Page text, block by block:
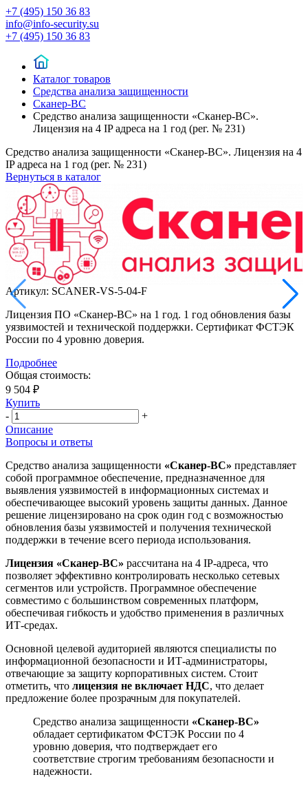
+7 (495) 150 36 83
info@info-security.su
+7 (495) 150 36 83
Каталог товаров
Средства анализа защищенности
Сканер-ВС
Средство анализа защищенности «Сканер-ВС».
Лицензия на 4 IP адреса на 1 год (рег. № 231)
Средство анализа защищенности «Сканер-ВС». Лицензия на 4
IP адреса на 1 год (рег. № 231)
Вернуться в каталог
Артикул: SCANER-VS-5-04-F
Лицензия ПО «Сканер-ВС» на 1 год. 1 год обновления базы
уязвимостей и технической поддержки. Сертификат ФСТЭК
России по 4 уровню доверия.
Подробнее
Общая стоимость:
9 504 ₽
Купить
-
+
Описание
Вопросы и ответы
Средство анализа защищенности «Сканер-ВС» представляет
собой программное обеспечение, предназначенное для
выявления уязвимостей в информационных системах и
обеспечивающее высокий уровень защиты данных. Данное
решение лицензировано на срок один год с возможностью
обновления базы уязвимостей и получения технической
поддержки в течение всего периода использования.
Лицензия «Сканер-ВС» рассчитана на 4 IP-адреса, что
позволяет эффективно контролировать несколько сетевых
сегментов или устройств. Программное обеспечение
совместимо с большинством современных платформ,
обеспечивая гибкость и удобство применения в различных
ИТ-средах.
Основной целевой аудиторией являются специалисты по
информационной безопасности и ИТ-администраторы,
отвечающие за защиту корпоративных систем. Стоит
отметить, что лицензия не включает НДС, что делает
предложение более прозрачным для покупателей.
Средство анализа защищенности «Сканер-ВС»
обладает сертификатом ФСТЭК России по 4
уровню доверия, что подтверждает его
соответствие строгим требованиям безопасности и
надежности.